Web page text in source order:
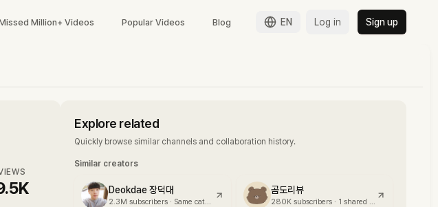
Million+ Videos Popular Videos Blog EN Log in Sign up
Explore related
Quickly browse similar channels and collaboration history.
Similar creators
Deokdae 장덕대
2.3M subscribers · Same category
곰도리뷰
280K subscribers· 1 shared brand